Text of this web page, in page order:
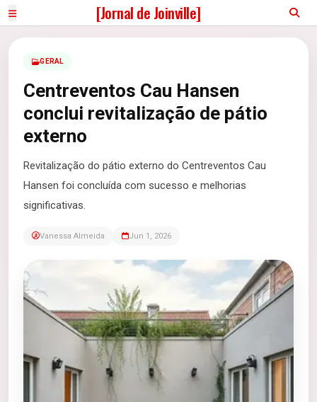
[Jornal de Joinville]
GERAL
Centreventos Cau Hansen
conclui revitalização de pátio
externo
Revitalização do pátio externo do Centreventos Cau
Hansen foi concluída com sucesso e melhorias
significativas.
Vanessa Almeida Jun 1, 2026